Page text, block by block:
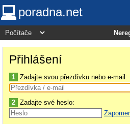
poradna.net
Přihlášení
1 Zadajte svou přezdívku nebo e-mail:
2 Zadajte své heslo: